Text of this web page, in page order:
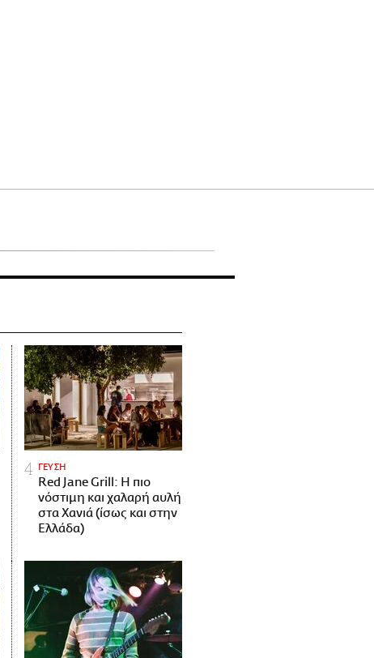
ΓΕΥΣΗ
Red Jane Grill: Η πιο
νόστιμη και χαλαρή αυλή
στα Χανιά (ίσως και στην
Ελλάδα)